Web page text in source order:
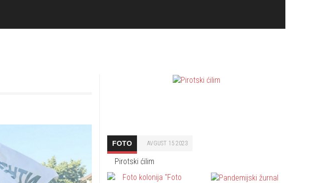
FOTO AVGUST 15 2023
Pirotski ćilim